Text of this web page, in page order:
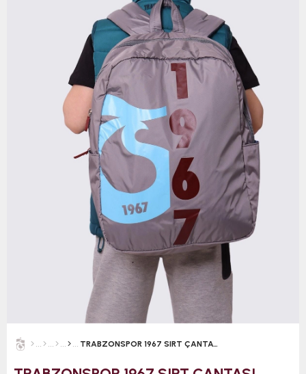
TRABZONSPOR 1967 SIRT ÇANTASI